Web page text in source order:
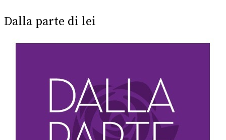
Dalla parte di lei